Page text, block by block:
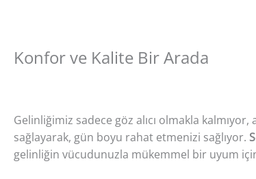
Konfor ve Kalite Bir Arada
Gelinliğimiz sadece göz alıcı olmakla
sağlayarak, gün boyu rahat etmenizi sağlıyor.
gelinliğin vücudunuzla mükemmel bir uyum